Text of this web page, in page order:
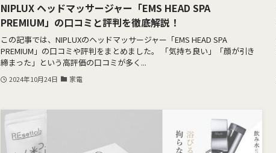
NIPLUX ヘッドマッサージャー「EMS HEAD SPA
PREMIUM」の口コミと評判を徹底解説！
この記事では、NIPLUXのヘッドマッサージャー「EMS HEAD SPA
PREMIUM」の口コミや評判をまとめました。 「気持ち良い」「顔が引き
締まった」という高評価の口コミが多く...
2024年10月24日 家電